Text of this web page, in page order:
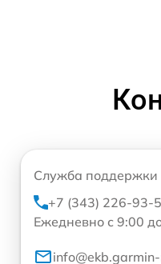
Служба поддержки
+7 (343) 226-93-
Ежедневно с 9:00